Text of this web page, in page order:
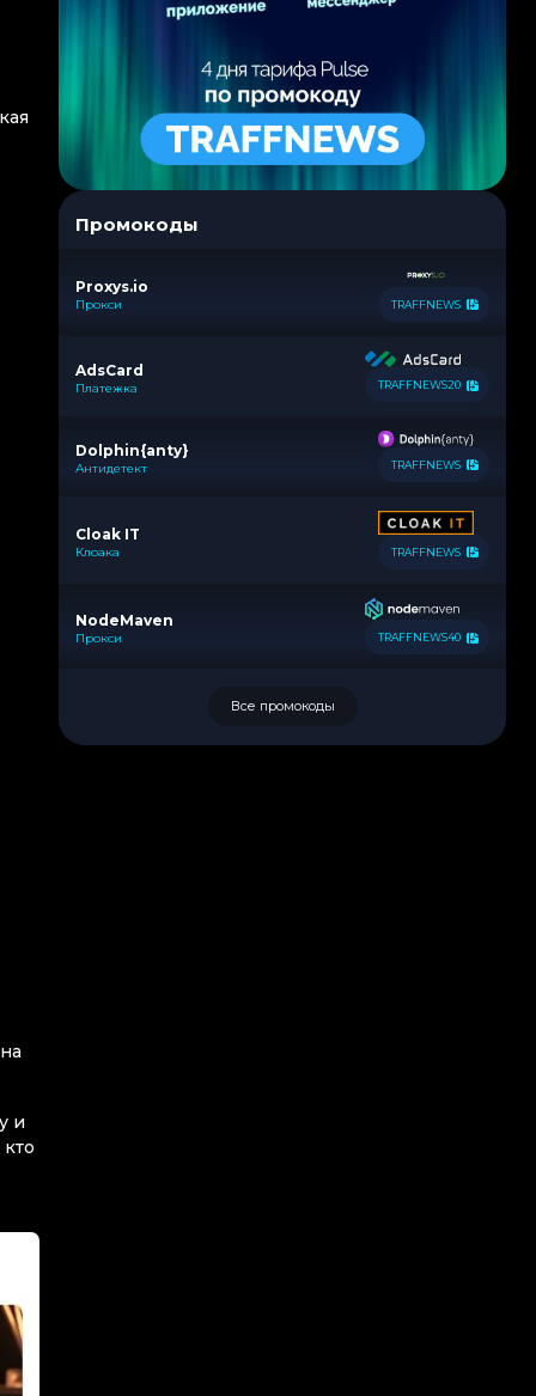
и
Промокоды
Proxys.io
Прокси TRAFFNEWS
AdsCard
Платежка TRAFFNEWS20
Dolphin{anty}
Антидетект TRAFFNEWS
Cloak IT
Клоака TRAFFNEWS
NodeMaven
Прокси TRAFFNEWS40
Все промокоды